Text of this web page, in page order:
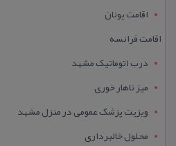
اقامت یونان
اقامت فرانسه
درب اتوماتیک مشهد
میز ناهار خوری
ویزیت پزشک عمومی در منزل مشهد
محلول خالبرداری